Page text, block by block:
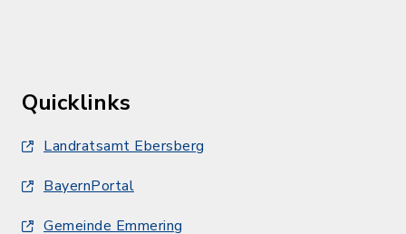
Quicklinks
Landratsamt Ebersberg
BayernPortal
Gemeinde Emmering